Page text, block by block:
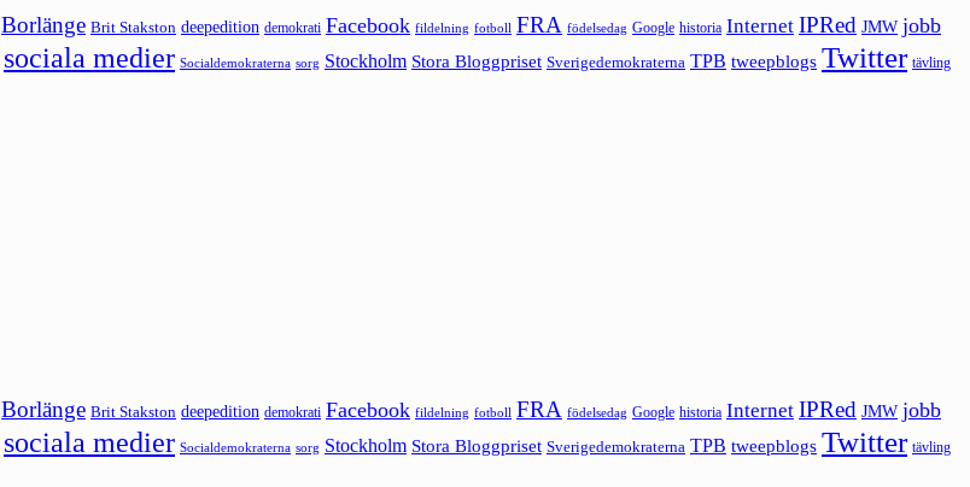
Borlänge Brit Stakston deepedition demokrati Facebook fildelning fotboll FRA födelsedag Google historia Internet IPRed JMW jobb
sociala medier Socialdemokraterna sorg Stockholm Stora Bloggpriset Sverigedemokraterna TPB tweepblogs Twitter tävling
Borlänge Brit Stakston deepedition demokrati Facebook fildelning fotboll FRA födelsedag Google historia Internet IPRed JMW jobb
sociala medier Socialdemokraterna sorg Stockholm Stora Bloggpriset Sverigedemokraterna TPB tweepblogs Twitter tävling